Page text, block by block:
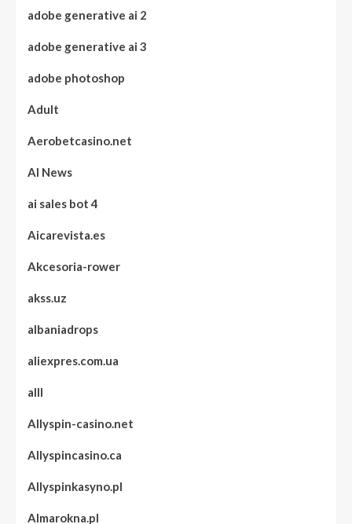
adobe generative ai 2
adobe generative ai 3
adobe photoshop
Adult
Aerobetcasino.net
AI News
ai sales bot 4
Aicarevista.es
Akcesoria-rower
akss.uz
albaniadrops
aliexpres.com.ua
alll
Allyspin-casino.net
Allyspincasino.ca
Allyspinkasyno.pl
Almarokna.pl